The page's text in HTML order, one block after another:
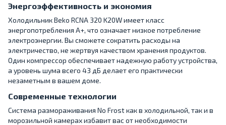
Энергоэффективность и экономия
Холодильник Beko RCNA 320 K20W имеет класс
энергопотребления A+, что означает низкое потребление
электроэнергии. Вы сможете сократить расходы на
электричество, не жертвуя качеством хранения продуктов.
Один компрессор обеспечивает надежную работу устройства,
а уровень шума всего 43 дБ делает его практически
незаметным в вашем доме.
Современные технологии
Система размораживания No Frost как в холодильной, так и в
морозильной камерах избавит вас от необходимости